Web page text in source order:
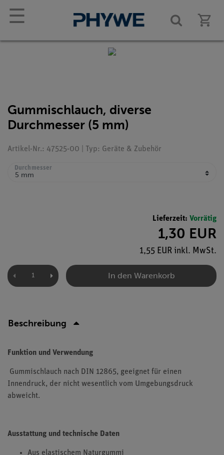
☰
Gummischlauch, diverse
Durchmesser (5 mm)
Artikel-Nr.: 47525-00 | Typ: Geräte & Zubehör
Durchmesser
Lieferzeit: Vorrätig
1,30 EUR
1,55 EUR inkl. MwSt.
In den Warenkorb
Beschreibung
Funktion und Verwendung
Gummischlauch nach DIN 12865, geeignet für einen
Innendruck, der nicht wesentlich vom Umgebungsdruck
abweicht.
Ausstattung und technische Daten
Aus elastischem Naturgummi